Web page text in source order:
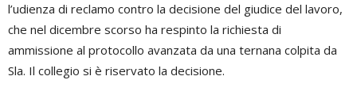
l’udienza di reclamo contro la decisione del giudice del lavoro,
che nel dicembre scorso ha respinto la richiesta di
ammissione al protocollo avanzata da una ternana colpita da
Sla. Il collegio si è riservato la decisione.